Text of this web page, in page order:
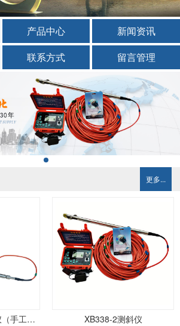
产品中心
新闻资讯
联系方式 留言管理
更多...
XB338-A滑动式沉降仪（手工记录） XB338-2测斜仪